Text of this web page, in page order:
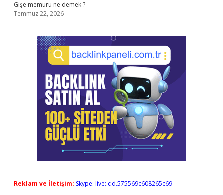
Gişe memuru ne demek ?
Temmuz 22, 2026
Reklam ve İletişim: Skype: live:.cid.575569c608265c69